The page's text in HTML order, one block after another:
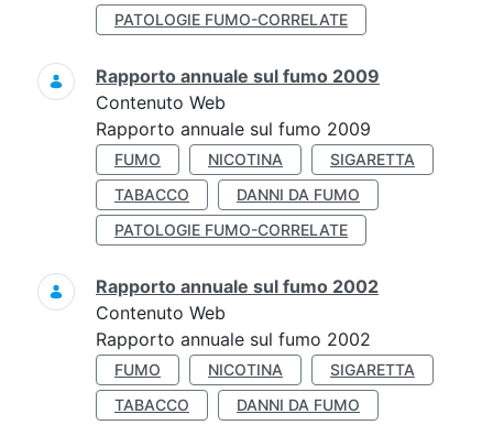
PATOLOGIE FUMO-CORRELATE
Rapporto annuale sul fumo 2009
Contenuto Web
Rapporto annuale sul fumo 2009
FUMO NICOTINA
SIGARETTA
TABACCO
DANNI DA FUMO
PATOLOGIE FUMO-CORRELATE
Rapporto annuale sul fumo 2002
Contenuto Web
Rapporto annuale sul fumo 2002
FUMO NICOTINA
SIGARETTA
TABACCO
DANNI DA FUMO